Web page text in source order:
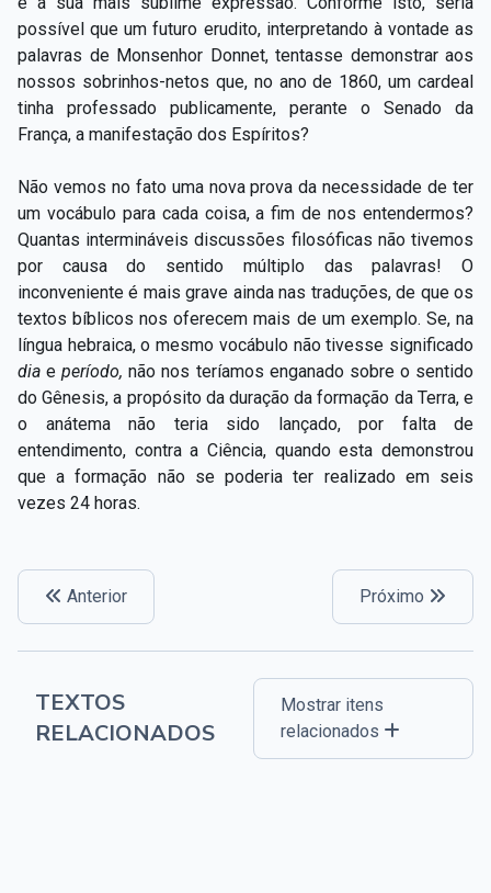
possível que um futuro erudito, interpretando à vontade as
palavras de Monsenhor Donnet, tentasse demonstrar aos
nossos sobrinhos-netos que, no ano de 1860, um cardeal
tinha professado publicamente, perante o Senado da
França, a manifestação dos Espíritos?
Não vemos no fato uma nova prova da necessidade de ter
um vocábulo para cada coisa, a fim de nos entendermos?
Quantas intermináveis discussões filosóficas não tivemos
por causa do sentido múltiplo das palavras! O
inconveniente é mais grave ainda nas traduções, de que os
textos bíblicos nos oferecem mais de um exemplo. Se, na
língua hebraica, o mesmo vocábulo não tivesse significado
diaeperíodo,não nos teríamos enganado sobre o sentido
do Gênesis, a propósito da duração da formação da Terra, e
o anátema não teria sido lançado, por falta de
entendimento, contra a Ciência, quando esta demonstrou
que a formação não se poderia ter realizado em seis
vezes 24 horas.
Anterior Próximo
TEXTOS
RELACIONADOS
Mostrar itens
relacionados